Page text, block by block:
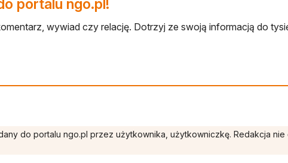
portalu ngo.pl!
wywiad czy relację. Dotrzyj ze swoją informacją do
do portalu ngo.pl przez użytkownika, użytkowniczkę. Redakcja